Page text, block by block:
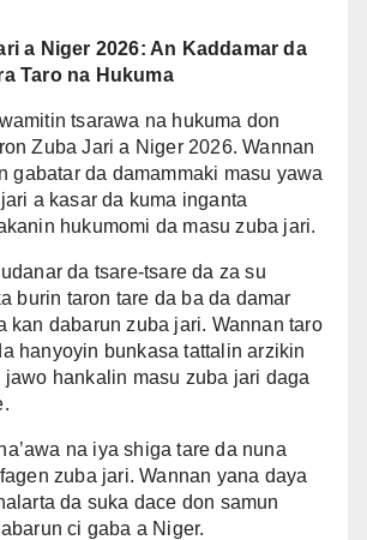
a Niger 2026: An Kaddamar da
Taro na Hukuma
tsarawa na hukuma don
Zuba Jari a Niger 2026. Wannan
gabatar da damammaki masu yawa
a kasar da kuma inganta
hukumomi da masu zuba jari.
da tsare-tsare da za su
burin taron tare da ba da damar
kan dabarun zuba jari. Wannan taro
hanyoyin bunkasa tattalin arzikin
jawo hankalin masu zuba jari daga
na iya shiga tare da nuna
zuba jari. Wannan yana daya
da suka dace don samun
ci gaba a Niger.